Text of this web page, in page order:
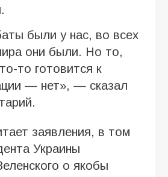
были у нас, во всех
они были. Но то,
то готовится к
— нет», — сказал
заявления, в том
Украины
о якобы